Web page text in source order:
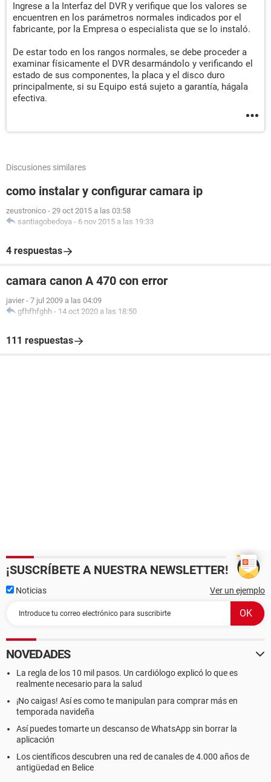
Ingrese a la Interfaz del DVR y verifique que los valores se
encuentren en los parámetros normales indicados por el
fabricante, por la Empresa o especialista que se lo instaló.
De estar todo en los rangos normales, se debe proceder a
examinar físicamente el DVR desarmándolo y verificando el
estado de sus componentes, la placa y el disco duro
principalmente, si su Equipo está sujeto a garantía, hágala
efectiva.
Discusiones similares
como instalar y configurar camara ip
zeustronico - 29 oct 2015 a las 03:58
santiagobedoya - 6 nov 2015 a las 19:33
4 respuestas
camara canon A 470 con error
javier - 7 jul 2009 a las 04:09
gfhfhfghh - 14 oct 2020 a las 18:50
111 respuestas
¡SUSCRÍBETE A NUESTRA NEWSLETTER!
Noticias Ver un ejemplo
NOVEDADES
La regla de los 10 mil pasos. Un cardiólogo explicó lo que es
realmente necesario para la salud
¡No caigas! Así es como te manipulan para comprar más en
temporada navideña
Así puedes tomarte un descanso de WhatsApp sin borrar la
aplicación
Los científicos descubren una red de canales de 4.000 años de
antigüedad en Belice